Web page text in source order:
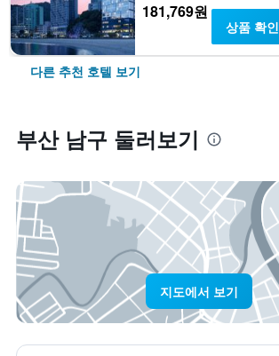
181,769원
상품 확인
다른 추천 호텔 보기
부산 남구 둘러보기
지도에서 보기